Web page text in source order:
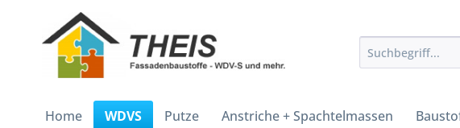
Home WDVS Putze Anstriche + Spachtelmassen